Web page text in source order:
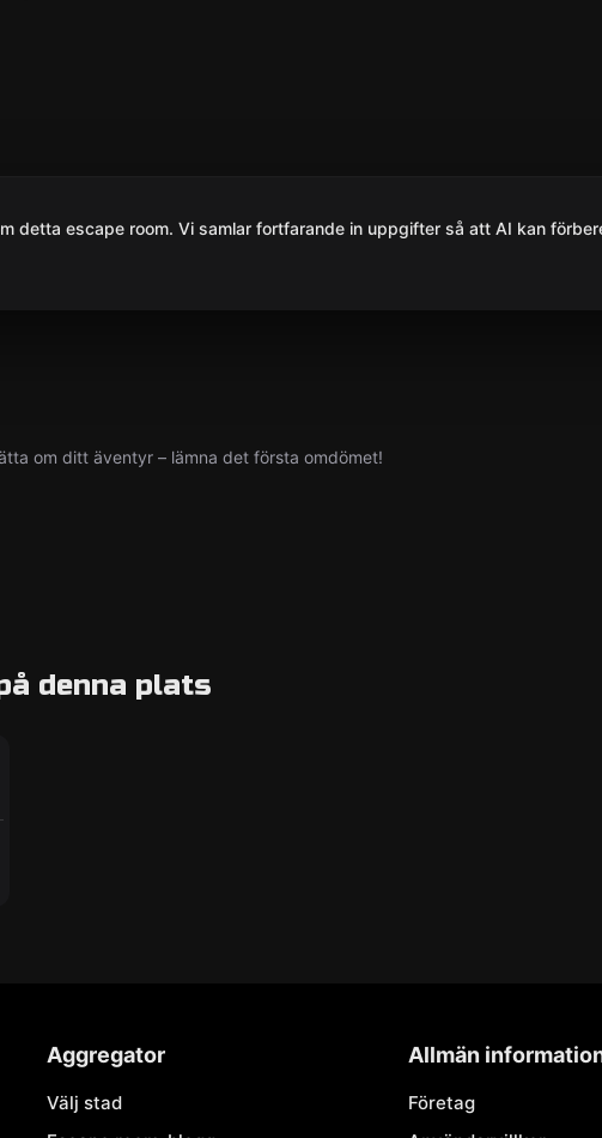
detta escape room. Vi samlar fortfarande in uppgifter så att AI kan
om ditt äventyr – lämna det första omdömet!
denna plats
Aggregator
Välj stad
Allmän
Företag